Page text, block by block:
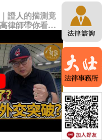
證人的揣測竟
律師帶你看未